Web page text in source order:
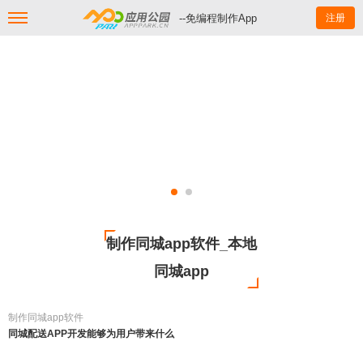
--免编程制作App 注册
制作同城app软件_本地
同城app
制作同城app软件
同城配送APP开发能够为用户带来什么